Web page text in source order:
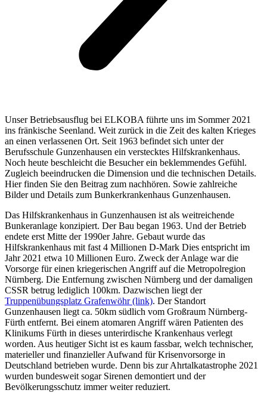
Unser Betriebsausflug bei ELKOBA führte uns im Sommer 2021
ins fränkische Seenland. Weit zurück in die Zeit des kalten Krieges
an einen verlassenen Ort. Seit 1963 befindet sich unter der
Berufsschule Gunzenhausen ein verstecktes Hilfskrankenhaus.
Noch heute beschleicht die Besucher ein beklemmendes Gefühl.
Zugleich beeindrucken die Dimension und die technischen Details.
Hier finden Sie den Beitrag zum nachhören. Sowie zahlreiche
Bilder und Details zum Bunkerkrankenhaus Gunzenhausen.
Das Hilfskrankenhaus in Gunzenhausen ist als weitreichende
Bunkeranlage konzipiert. Der Bau began 1963. Und der Betrieb
endete erst Mitte der 1990er Jahre. Gebaut wurde das
Hilfskrankenhaus mit fast 4 Millionen D-Mark Dies entspricht im
Jahr 2021 etwa 10 Millionen Euro. Zweck der Anlage war die
Vorsorge für einen kriegerischen Angriff auf die Metropolregion
Nürnberg. Die Entfernung zwischen Nürnberg und der damaligen
CSSR betrug lediglich 100km. Dazwischen liegt der
Truppenübungsplatz Grafenwöhr (link). Der Standort
Gunzenhausen liegt ca. 50km südlich vom Großraum Nürnberg-
Fürth entfernt. Bei einem atomaren Angriff wären Patienten des
Klinikums Fürth in dieses unterirdische Krankenhaus verlegt
worden. Aus heutiger Sicht ist es kaum fassbar, welch technischer,
materieller und finanzieller Aufwand für Krisenvorsorge in
Deutschland betrieben wurde. Denn bis zur Ahrtalkatastrophe 2021
wurden bundesweit sogar Sirenen demontiert und der
Bevölkerungsschutz immer weiter reduziert.